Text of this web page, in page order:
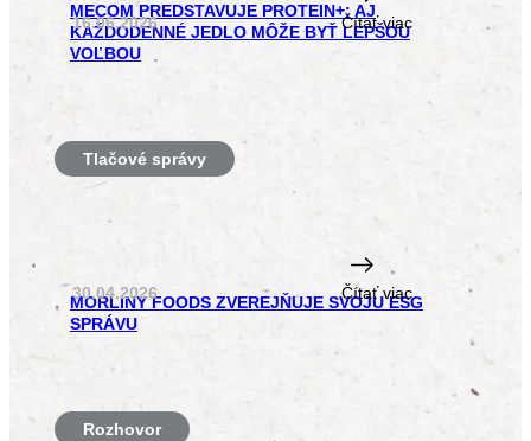
MECOM PREDSTAVUJE PROTEIN+: AJ
KAŽDODENNÉ JEDLO MÔŽE BYŤ LEPŠOU
VOĽBOU
16.06.2026 Čítať viac
Tlačové správy
MORLINY FOODS ZVEREJŇUJE SVOJU ESG
SPRÁVU
30.04.2026 Čítať viac
Rozhovor